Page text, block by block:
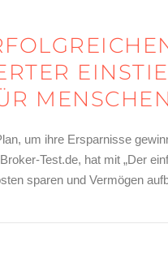
um ihre Ersparnisse
Test.de, hat mit „Der
sparen und Vermögen
Ernsting – ein